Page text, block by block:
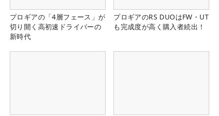
プロギアの「4層フェース」が
切り開く高初速ドライバーの
新時代
プロギアのRS DUOはFW・UT
も完成度が高く購入者続出！